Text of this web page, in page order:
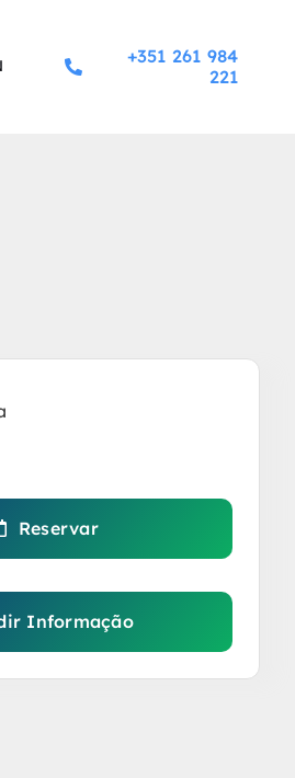
+351 261 984
221
Reservar
Informação